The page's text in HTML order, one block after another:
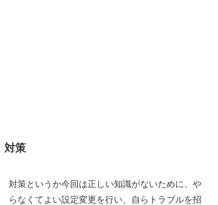
対策
対策というか今回は正しい知識がないために、や
らなくてよい設定変更を行い、自らトラブルを招